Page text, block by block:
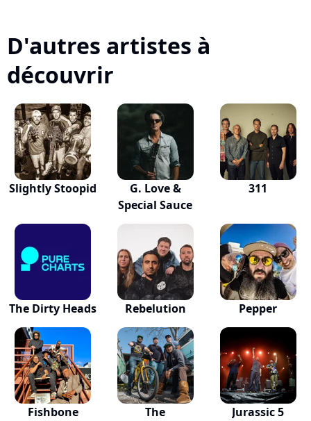
D'autres artistes à
découvrir
Slightly Stoopid
G. Love &
Special Sauce
311
The Dirty Heads Rebelution Pepper
Fishbone The Jurassic 5